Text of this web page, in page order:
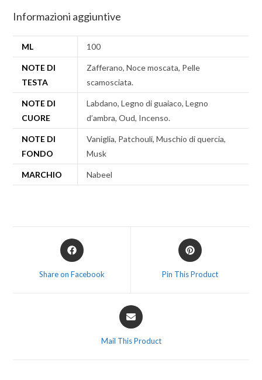
Informazioni aggiuntive
ML 100
NOTE DI
TESTA
Zafferano, Noce moscata, Pelle
scamosciata.
NOTE DI
CUORE
Labdano, Legno di guaiaco, Legno
d’ambra, Oud, Incenso.
NOTE DI
FONDO
Vaniglia, Patchouli, Muschio di quercia,
Musk
MARCHIO Nabeel
Share on Facebook Pin This Product
Mail This Product